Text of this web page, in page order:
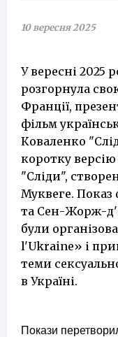
10 вересня 2025
У вересні 2025
розгорнула
Франції,
фільм
Коваленко
коротку
"Сліди",
Муквеге. Показ
та Сен-Жорж-
були
l'Ukraine» і
теми
в Україні.
Покази